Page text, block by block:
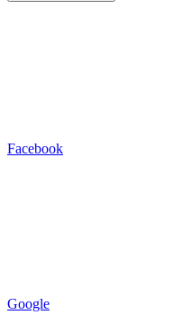
Facebook
Google